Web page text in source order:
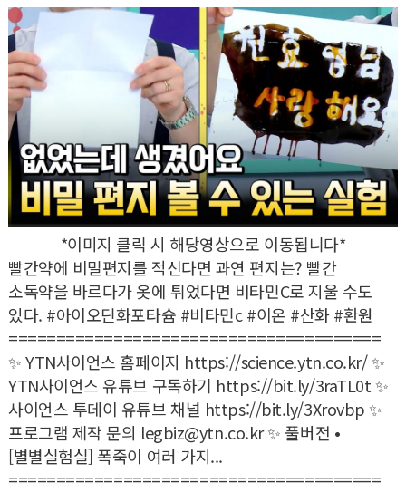
*이미지 클릭 시 해당영상으로 이동됩니다*
빨간약에 비밀편지를 적신다면 과연 편지는? 빨간
소독약을 바르다가 옷에 튀었다면 비타민C로 지울 수도
있다. #아이오딘화포타슘 #비타민c #이온 #산화 #환원
=======================================
✨ YTN사이언스 홈페이지 https://science.ytn.co.kr/✨
YTN사이언스 유튜브 구독하기 https://bit.ly/3raTL0t✨
사이언스 투데이 유튜브 채널 https://bit.ly/3Xrovbp✨
프로그램 제작 문의 legbiz@ytn.co.kr ✨ 풀버전 •
[별별실험실] 폭죽이 여러 가지...
=======================================